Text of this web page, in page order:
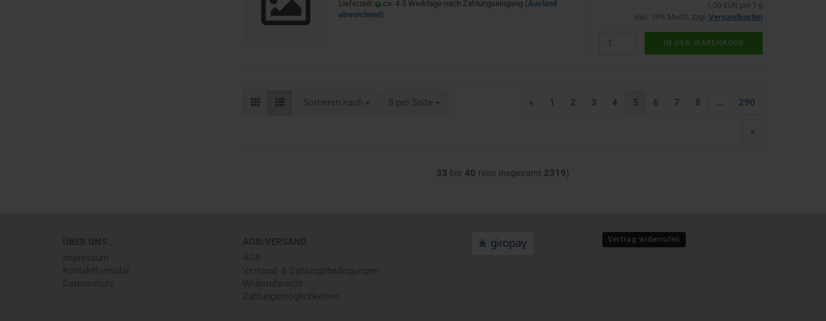
Lieferzeit: ca. 4-5 Werktage nach Zahlungseingang (Ausland
abweichend)
1,00 EUR pro 1 g
inkl. 19% MwSt. zzgl. Versandkosten
IN DEN WARENKORB
Sortieren nach
Sortieren nach 8 pro Seite
pro Seite « 1 2 3 4 5 6 7 8 ... 290
»
33 bis 40 (von insgesamt 2319)
Vertrag widerrufen